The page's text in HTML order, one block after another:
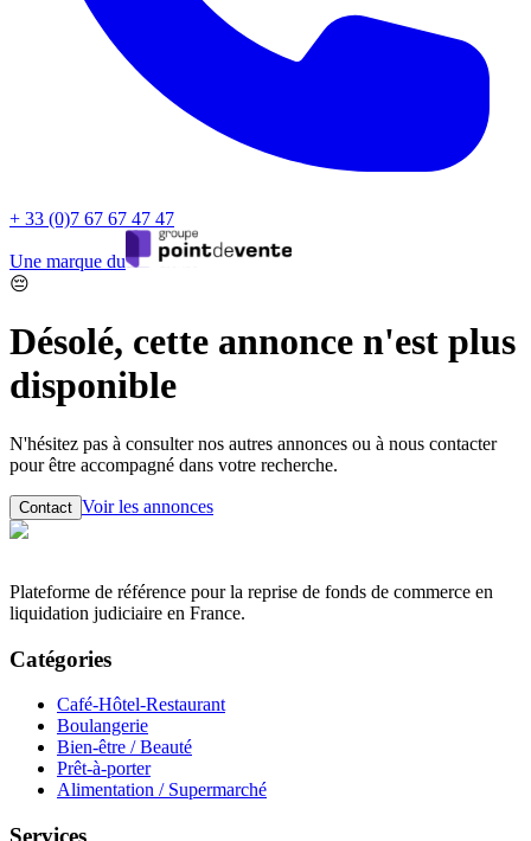
+ 33 (0)7 67 67 47 47
Une marque du
😔
Désolé, cette annonce n'est plus
disponible
N'hésitez pas à consulter nos autres annonces ou à nous contacter
pour être accompagné dans votre recherche.
Contact Voir les annonces
Plateforme de référence pour la reprise de fonds de commerce en
liquidation judiciaire en France.
Catégories
Café-Hôtel-Restaurant
Boulangerie
Bien-être / Beauté
Prêt-à-porter
Alimentation / Supermarché
Services